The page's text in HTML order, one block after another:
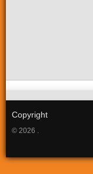
Copyright
© 2026 .